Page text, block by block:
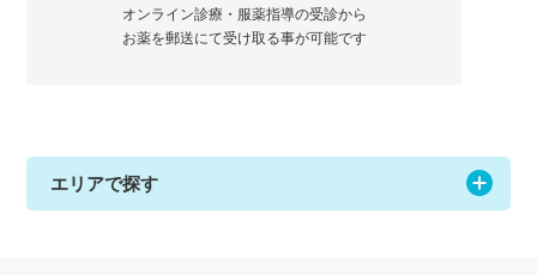
オンライン診療・服薬指導の受診から
お薬を郵送にて受け取る事が可能です
エリアで探す